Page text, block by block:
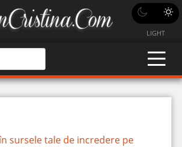
LIGHT
sursele tale de incredere pe